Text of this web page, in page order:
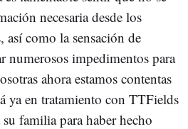
necesaria desde los
así como la sensación de
numerosos impedimentos para
ahora estamos contentas
ya en tratamiento con TTFields
familia para haber hecho